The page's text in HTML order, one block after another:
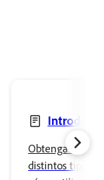
proyectos de
Organizer
Obtenga
distintos tipos